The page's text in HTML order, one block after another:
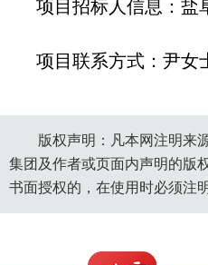
项目招标人信息：
项目联系方式：尹女
版权声明：凡本网注明来
集团及作者或页面内声明的版
书面授权的，在使用时必须注